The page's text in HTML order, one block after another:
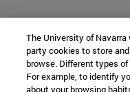
The University of
party cookies to store
browse. Different types
For example, to identify
about your browsing